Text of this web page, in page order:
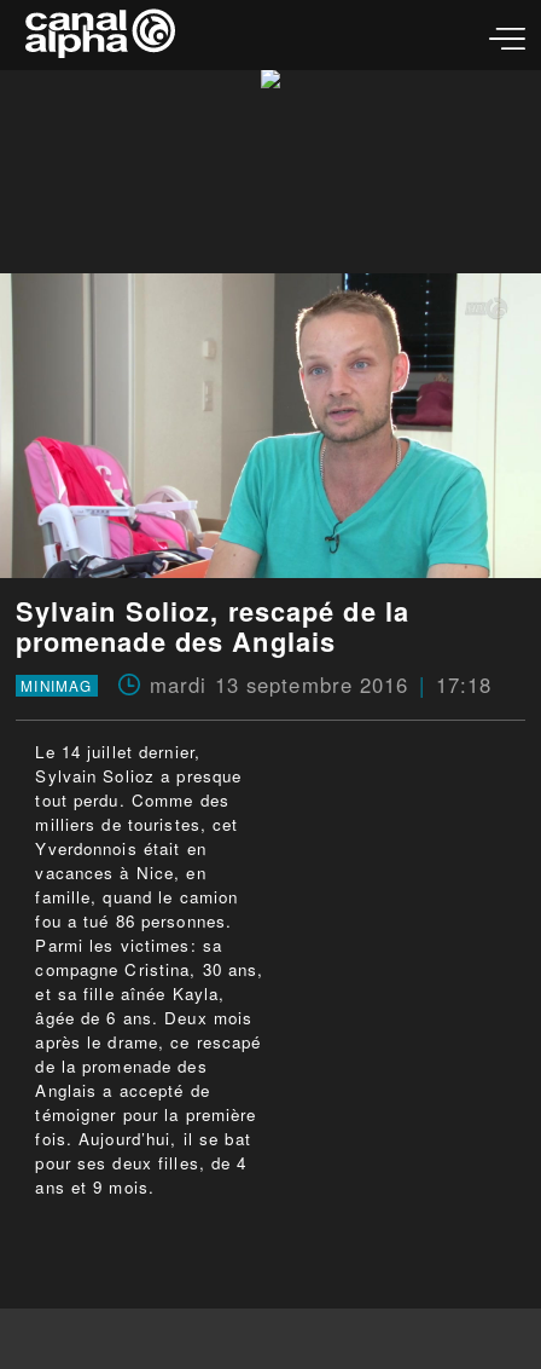
Sylvain Solioz, rescapé de la
promenade des Anglais
MINIMAG mardi 13 septembre 2016 17:18
Le 14 juillet dernier,
Sylvain Solioz a presque
tout perdu. Comme des
milliers de touristes, cet
Yverdonnois était en
vacances à Nice, en
famille, quand le camion
fou a tué 86 personnes.
Parmi les victimes: sa
compagne Cristina, 30 ans,
et sa fille aînée Kayla,
âgée de 6 ans. Deux mois
après le drame, ce rescapé
de la promenade des
Anglais a accepté de
témoigner pour la première
fois. Aujourd’hui, il se bat
pour ses deux filles, de 4
ans et 9 mois.